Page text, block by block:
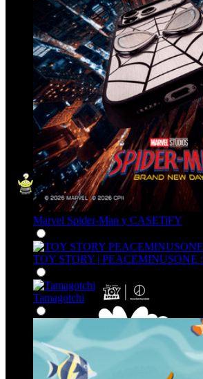
Marvel Spider-Man y CASETiFY
TOY STORY | PEACEMINUSONE
Tamagotchi